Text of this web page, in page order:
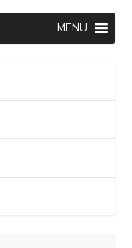
MENU